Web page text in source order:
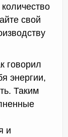
свой
говорил
энергии,
Таким
и